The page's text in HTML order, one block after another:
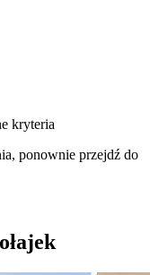
kryteria
ponownie przejdź do